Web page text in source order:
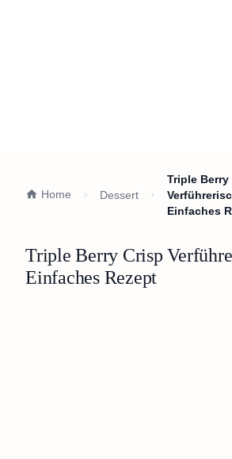
Home Dessert
Triple Berry
Einfaches
Triple Berry Crisp
Einfaches Rezept